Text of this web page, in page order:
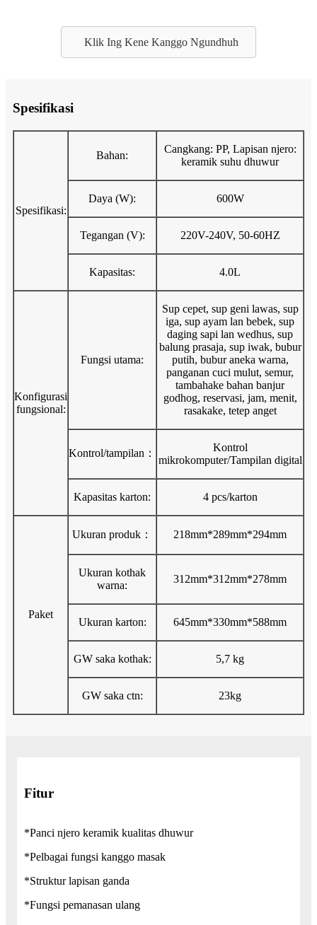
Klik Ing Kene Kanggo Ngundhuh
Spesifikasi
Spesifikasi:
Bahan:
Cangkang: PP, Lapisan njero:
keramik suhu dhuwur
Daya (W): 600W
Tegangan (V): 220V-240V, 50-60HZ
Kapasitas: 4.0L
Konfigurasi
fungsional:
Fungsi utama:
Sup cepet, sup geni lawas, sup
iga, sup ayam lan bebek, sup
daging sapi lan wedhus, sup
balung prasaja, sup iwak, bubur
putih, bubur aneka warna,
panganan cuci mulut, semur,
tambahake bahan banjur
godhog, reservasi, jam, menit,
rasakake, tetep anget
Kontrol/tampilan：
Kontrol
mikrokomputer/Tampilan digital
Kapasitas karton: 4 pcs/karton
Paket
Ukuran produk： 218mm*289mm*294mm
Ukuran kothak
warna:
312mm*312mm*278mm
Ukuran karton: 645mm*330mm*588mm
GW saka kothak: 5,7 kg
GW saka ctn: 23kg
Fitur
*Panci njero keramik kualitas dhuwur
*Pelbagai fungsi kanggo masak
*Struktur lapisan ganda
*Fungsi pemanasan ulang